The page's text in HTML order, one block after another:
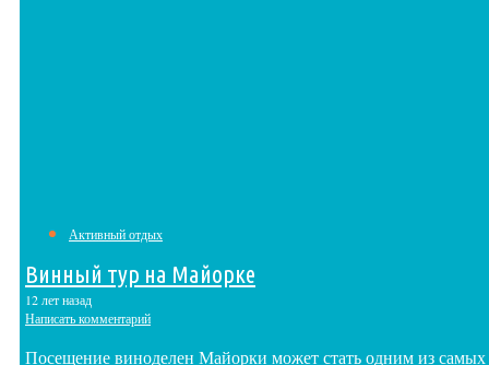
Активный отдых
Винный тур на Майорке
12 лет назад
Написать комментарий
Посещение виноделен Майорки может стать одним из самых